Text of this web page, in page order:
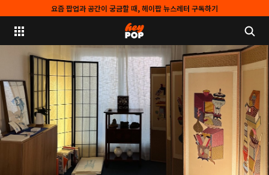
요즘 팝업과 공간이 궁금할 때, 헤이팝 뉴스레터 구독하기